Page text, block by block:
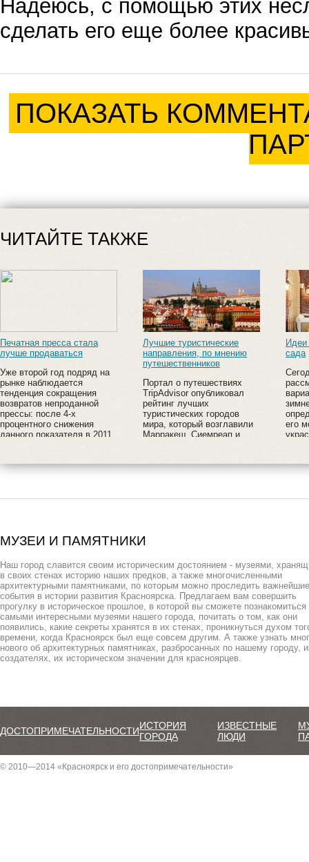
Надеюсь, с помощью этих
сделать его еще более
ПОКАЗАТЬ
ЧИТАЙТЕ ТАКЖЕ
Печатная пресса стала
лучше продаваться
Уже второй год подряд на
рынке наблюдается
тенденция сокращения
возвратов непроданной
прессы: после 4-х
процентного снижения
данного показателя в 2011
на 2% и составил 28%.
Лучшие туристические
направления, по мнению
путешественников
Портал о путешествиях
TripAdvisor опубликовал
рейтинг лучших
туристических городов
мира, который возглавили
Марракеш, Сиемреап и
за границу, то можно
города, среди которых
сада
его
МУЗЕИ И ПАМЯТНИКИ
Наш город славится своим историческим достоянием - музеями,
в своих стенах историю наших предков, а также многочисленными
архитектурными памятниками, по которым можно проследить важнейшие
события в истории развития Красноярска. Предлагаем вам совершить
прогулку в историческое прошлое, в которой вы сможете познакомиться
самыми интересными музеями нашего города, почитать о том, как они
появились, какие секреты хранятся в их стенах, проникнуться духом
времени, когда Красноярск был еще совсем другим. А также узнать
нового об архитектурных памятниках, разбросанных по нашему городу,
создателях, их историческом значении для красноярцев.
ДОСТОПРИМЕЧАТЕЛЬНОСТИИСТОРИЯ
ГОРОДА
ИЗВЕСТНЫЕ
ЛЮДИ
© 2010—2014 «Красноярск и его достопримечательности»